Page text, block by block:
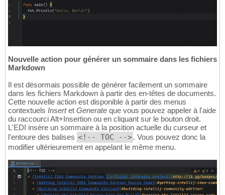
Nouvelle action pour générer un sommaire dans les fichiers
Markdown
Il est désormais possible de générer facilement un sommaire
dans les fichiers Markdown à partir des en-têtes de documents.
Cette nouvelle action est disponible à partir des menus
contextuels Insertet Generate que vous pouvez appeler à l'aide
du raccourci Alt+Insertion ou en cliquant sur le bouton droit.
L'EDI insère un sommaire à la position actuelle du curseur et
l'entoure des balises <!-- TOC -->. Vous pouvez donc la
modifier ultérieurement en appelant le même menu.